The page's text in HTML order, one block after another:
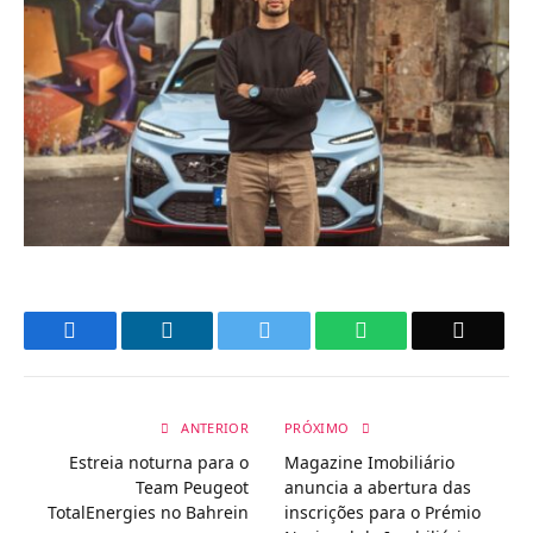
WhatsApp
ANTERIOR
Estreia noturna para o
Team Peugeot
TotalEnergies no Bahrein
PRÓXIMO
Magazine Imobiliário
anuncia a abertura das
inscrições para o Prémio